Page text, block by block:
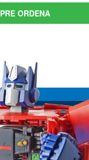
original
era:
precio
actual
PRE ORDENA